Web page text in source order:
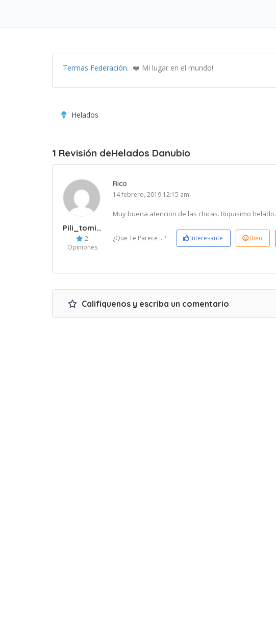
Termas Federación…❤️ Mi lugar en el mundo!
Helados
1 Revisión deHelados Danubio
Pili_tomi15
2
Opiniones
Rico
14 febrero, 2019 12:15 am
Muy buena atencion de las chicas. Riquisimo helado.
¿Que Te Parece ...? Interesante Bien
Califiquenos y escriba un comentario